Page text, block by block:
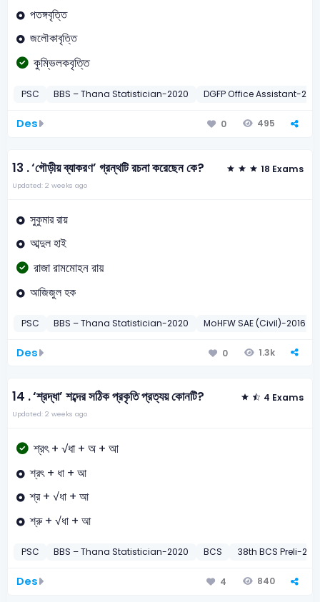
পতঙ্গবৃত্তি
জলৌকাবৃত্তি
কুম্ভিলকবৃত্তি
PSC BBS – Thana Statistician-2020 DGFP Office Assistant-2011
Des 0 495
13 .‘গৌড়ীয় ব্যাকরণ’ গ্রন্থটি রচনা করেছেন কে? 18 Exams
Updated: 2 weeks ago
সুকুমার রায়
আব্দুল হাই
রাজা রামমোহন রায়
আজিজুল হক
PSC BBS – Thana Statistician-2020 MoHFW SAE (Civil)-2016
Des 0 1.3k
14 .‘শ্রদ্ধা’ শব্দের সঠিক প্রকৃতি প্রত্যয় কোনটি? 4 Exams
Updated: 2 weeks ago
শ্রৎ + √ধা + অ + আ
শ্রৎ + ধা + আ
শ্র + √ধা + আ
শ্রু + √ধা + আ
PSC BBS – Thana Statistician-2020 BCS 38th BCS Preli-2017
Des 4 840